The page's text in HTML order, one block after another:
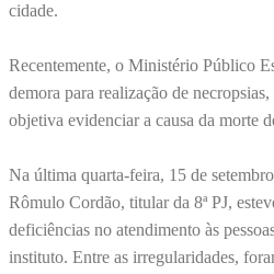
cidade.
Recentemente, o Ministério Público
demora para realização de
objetiva evidenciar a causa da morte
Na última quarta-feira, 15 de
Rômulo Cordão, titular da 8ª PJ,
deficiências no atendimento às
instituto. Entre as irregularidades,